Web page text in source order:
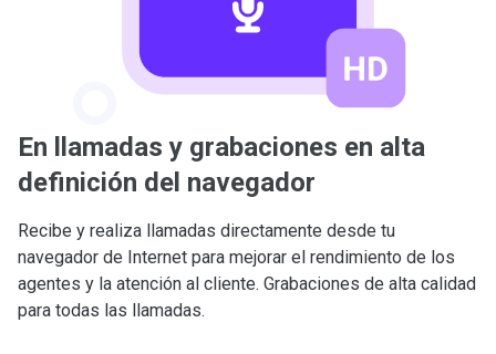
En llamadas y grabaciones en alta
definición del navegador
Recibe y realiza llamadas directamente desde tu
navegador de Internet para mejorar el rendimiento de los
agentes y la atención al cliente. Grabaciones de alta calidad
para todas las llamadas.